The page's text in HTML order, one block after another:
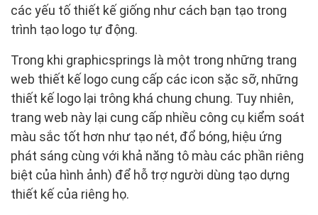
các yếu tố thiết kế giống như cách bạn tạo trong
trình tạo logo tự động.
Trong khi graphicsprings là một trong những trang
web thiết kế logo cung cấp các icon sặc sỡ, những
thiết kế logo lại trông khá chung chung. Tuy nhiên,
trang web này lại cung cấp nhiều công cụ kiểm soát
màu sắc tốt hơn như tạo nét, đổ bóng, hiệu ứng
phát sáng cùng với khả năng tô màu các phần riêng
biệt của hình ảnh) để hỗ trợ người dùng tạo dựng
thiết kế của riêng họ.